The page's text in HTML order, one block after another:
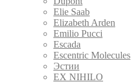
Elie Saab
Elizabeth Arden
Emilio Pucci
Escada
Escentric Molecules
Эстии
EX NIHILO